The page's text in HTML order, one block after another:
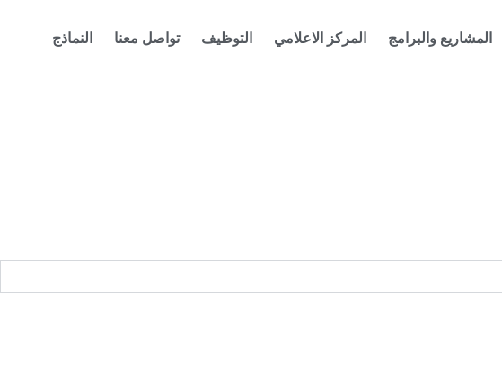
المشاريع والبرامج المركز الاعلامي التوظيف تواصل معنا النماذج